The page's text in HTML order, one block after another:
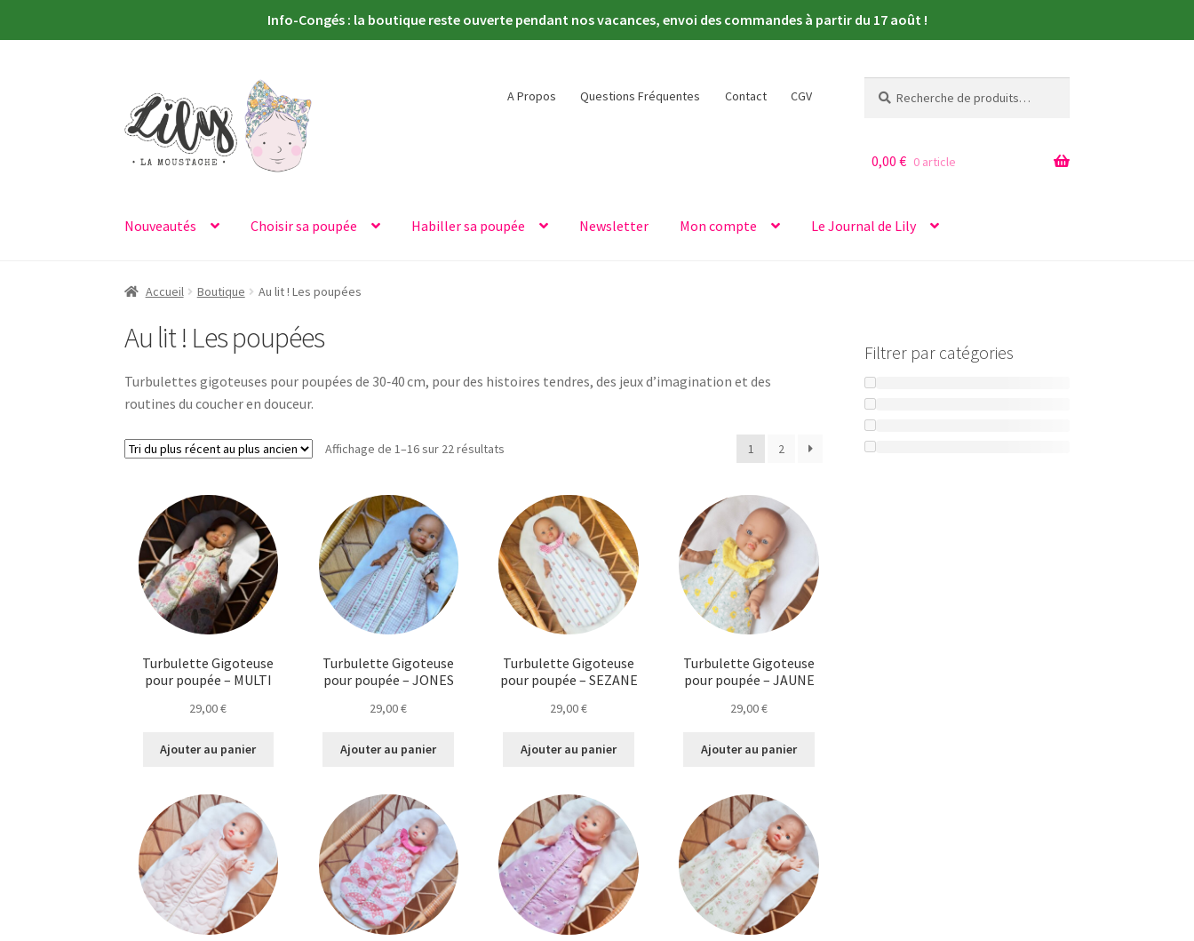
Info-Congés : la boutique reste ouverte pendant nos vacances, envoi des commandes à partir du 17 août !
à
la
navigation
au
contenu
A Propos Questions Fréquentes Contact CGV
pour :
Nouveautés Choisir sa poupée Habiller sa poupée Newsletter Mon compte Le Journal de Lily
0,00 € 0 article
Accueil Boutique Au lit ! Les poupées
Au lit ! Les poupées
Turbulettes gigoteuses pour poupées de 30‑40 cm, pour des histoires tendres, des jeux d’imagination et des
routines du coucher en douceur.
Affichage de 1–16 sur 22 résultats
récent
au
plus
ancien
1 2
Turbulette Gigoteuse
pour poupée – MULTI
29,00€
Ajouter au panier
Turbulette Gigoteuse
pour poupée – JONES
29,00€
Ajouter au panier
Turbulette Gigoteuse
pour poupée – SEZANE
29,00€
Ajouter au panier
Turbulette Gigoteuse
pour poupée – JAUNE
29,00€
Ajouter au panier
Filtrer par catégories